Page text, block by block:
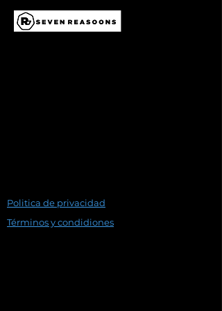
Politica de privacidad
Términos y condidiones